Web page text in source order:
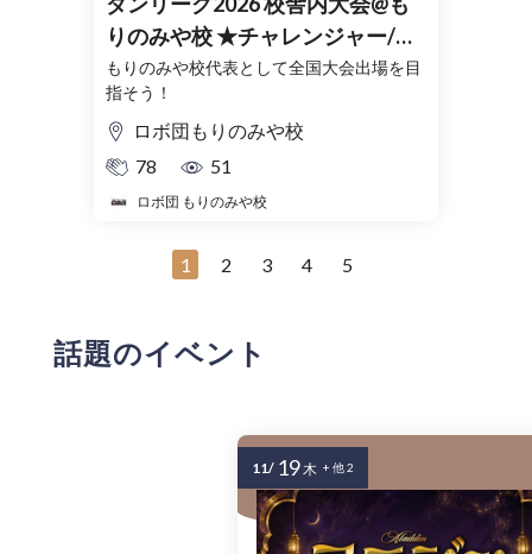
りのみや校 ★チャレンジャー/ク
リエイター★
もりのみや校代表として全国大会出場を目
指そう！
ロボ団もりのみや校
78
51
ロボ団 もりのみや校
1 2 3 4 5
話題のイベント
11/ 19木 + 他 2